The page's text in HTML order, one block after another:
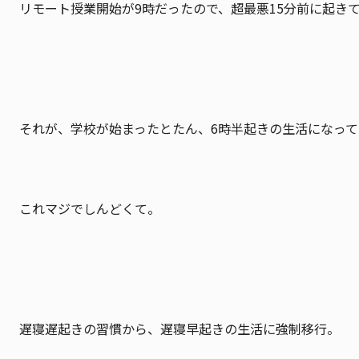
リモート授業開始が9時だったので、超最悪15分前に起き
それが、学校が始まったとたん、6時半起きの生活になっ
これマジでしんどくて。
遅寝遅起きの習慣から、遅寝早起きの生活に強制移行。